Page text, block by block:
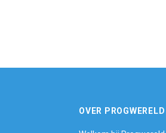
OVER PROGWERELD